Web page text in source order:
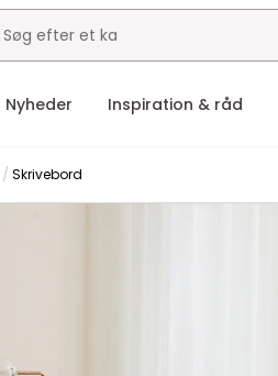
Nyheder Inspiration & råd
Skrivebord